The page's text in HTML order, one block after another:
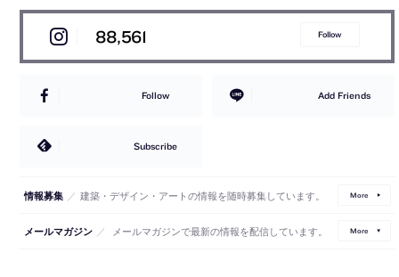
88,561 Follow
Follow Add Friends
Subscribe
情報募集 ／ 建築・デザイン・アートの情報を随時募集しています。 More
メールマガジン ／ メールマガジンで最新の情報を配信しています。 More